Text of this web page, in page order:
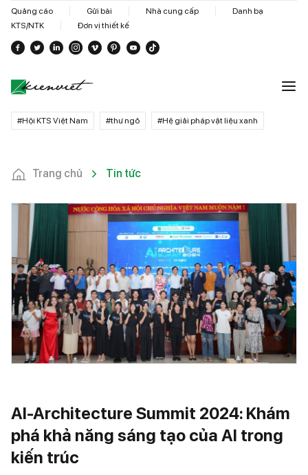
Quảng cáo Gửi bài Nhà cung cấp
Danh bạ
KTS/NTK
Đơn vị thiết kế
#Hội KTS Việt Nam #thư ngỏ #Hệ giải pháp vật liệu xanh
Trang chủ Tin tức
AI-Architecture Summit 2024: Khám
phá khả năng sáng tạo của AI trong
kiến trúc